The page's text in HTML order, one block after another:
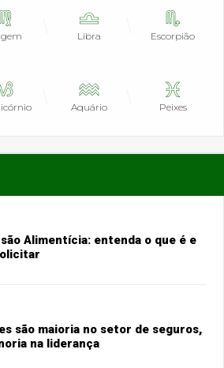
Libra Escorpião
Aquário Peixes
Alimentícia: entenda o que é e
são maioria no setor de seguros,
na liderança